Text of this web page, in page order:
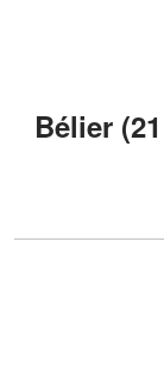
Bélier (21 mars - 20 avril) - Charles